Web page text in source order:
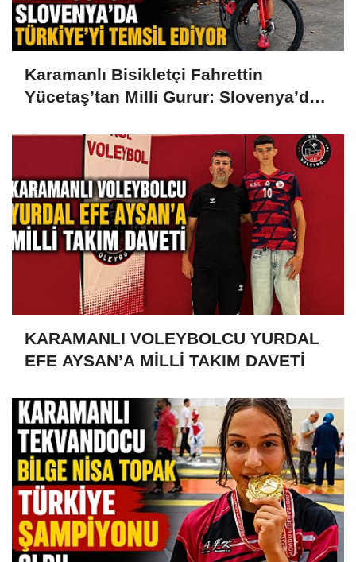
Karamanlı Bisikletçi Fahrettin
Yücetaş’tan Milli Gurur: Slovenya’da
KARAMANLI VOLEYBOLCU YURDAL
EFE AYSAN’A MİLLİ TAKIM DAVETİ